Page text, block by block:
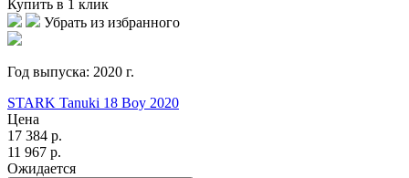
Купить в 1 клик
Убрать из избранного
Год выпуска: 2020 г.
STARK Tanuki 18 Boy 2020
Цена
17 384 р.
11 967 р.
Ожидается